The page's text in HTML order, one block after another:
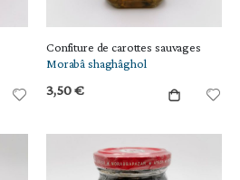
Confiture de carottes sauvages
Morabâ shaghâghol
3,50 €